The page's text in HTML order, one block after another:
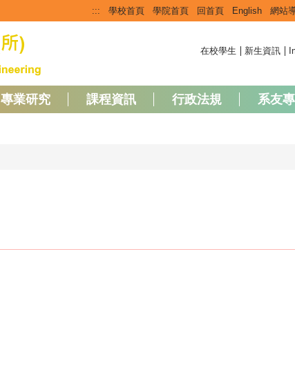
::: 學校首頁 學院首頁 回首頁 English 網站
在校學生 新生資訊
專業研究 課程資訊 行政法規 系友